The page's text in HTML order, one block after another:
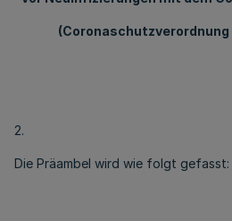
(Coronaschutzverordnung
2.
Die Präambel wird wie folgt gefasst: